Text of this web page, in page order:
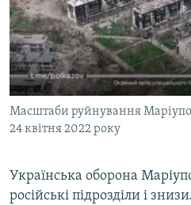
ВІДЕОУРОКИ «ELIFBE»
СВІДЧЕННЯ ОКУПАЦІЇ
УКРАЇНСЬКА ПРОБЛЕМА КРИМУ
ІНФОГРАФІКА
Русский
Qırımtatar
ДОЛУЧАЙСЯ!
Масштаби руйнування
24 квітня 2022 року
Українська оборона
російські підрозділи і